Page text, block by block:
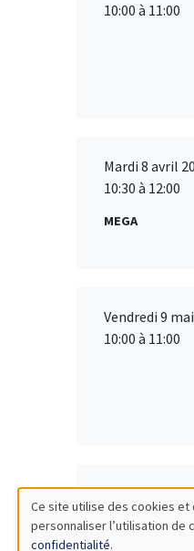
10:00 à 11:00
Mardi 8 avril
10:30 à 12:00
MEGA
Vendredi 9
10:00 à 11:00
Vendredi 9
11:00 à 12:00
Ce site utilise des cookies
personnaliser l’utilisation de
confidentialité.